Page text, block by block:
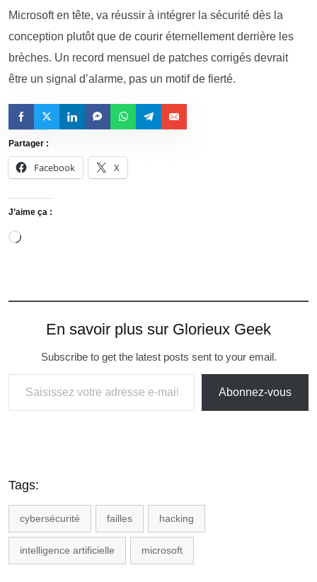
Microsoft en tête, va réussir à intégrer la sécurité dès la
conception plutôt que de courir éternellement derrière les
brèches. Un record mensuel de patches corrigés devrait
être un signal d’alarme, pas un motif de fierté.
Partager :
Facebook X
J’aime ça :
En savoir plus sur Glorieux Geek
Subscribe to get the latest posts sent to your email.
Abonnez-vous
Tags:
cybersécurité failles hacking
intelligence artificielle microsoft